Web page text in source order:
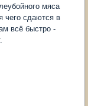
мяса
чего сдаются в
всё быстро -